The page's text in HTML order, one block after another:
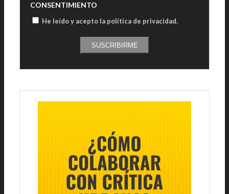
CONSENTIMIENTO
He leído y acepto la política de privacidad.
SUSCRIBIRME